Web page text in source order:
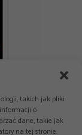
takich jak pliki
o
dane, takie jak
na tej stronie.
i HoReCa